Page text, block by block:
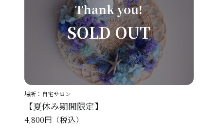
【夏休み期間限定】
4,800円（税込）
Thank you!
SOLD OUT
場所：自宅サロン